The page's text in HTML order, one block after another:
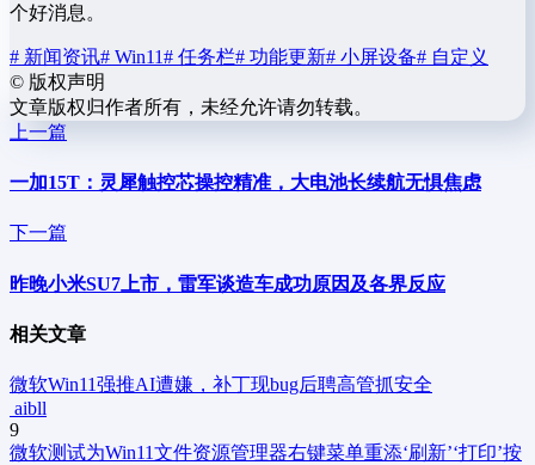
个好消息。
# 新闻资讯# Win11# 任务栏# 功能更新# 小屏设备# 自定义
© 版权声明
文章版权归作者所有，未经允许请勿转载。
上一篇
一加15T：灵犀触控芯操控精准，大电池长续航无惧焦虑
下一篇
昨晚小米SU7上市，雷军谈造车成功原因及各界反应
相关文章
微软Win11强推AI遭嫌，补丁现bug后聘高管抓安全
aibll
9
微软测试为Win11文件资源管理器右键菜单重添‘刷新’‘打印’按